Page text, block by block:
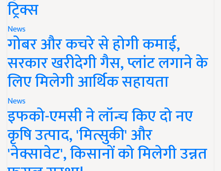
ट्रिक्स
News
गोबर और कचरे से होगी कमाई,
सरकार खरीदेगी गैस, प्लांट लगाने के
लिए मिलेगी आर्थिक सहायता
News
इफको-एमसी ने लॉन्च किए दो नए
कृषि उत्पाद, 'मित्सुकी' और
'नेक्सावेट', किसानों को मिलेगी उन्नत